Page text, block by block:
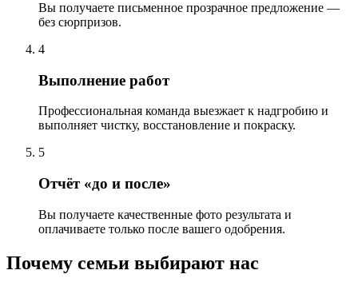
Вы получаете письменное прозрачное предложение —
без сюрпризов.
4
Выполнение работ
Профессиональная команда выезжает к надгробию и
выполняет чистку, восстановление и покраску.
5
Отчёт «до и после»
Вы получаете качественные фото результата и
оплачиваете только после вашего одобрения.
Почему семьи выбирают нас